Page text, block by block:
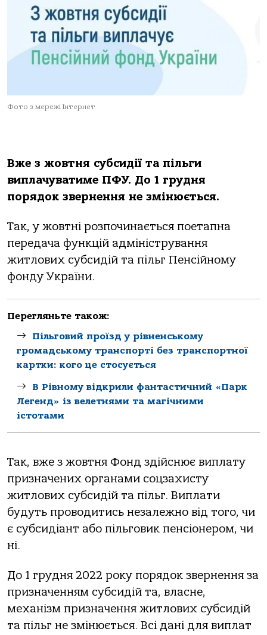
Фото з мережі Інтернет
Вже з жовтня субсидії та пільги
виплачуватиме ПФУ. До 1 грудня
порядок звернення не змінюється.
Так, у жовтні розпочинається поетапна
передача функцій адміністрування
житлових субсидій та пільг Пенсійному
фонду України.
Перегляньте також:
Пільговий проїзд у рівненському
громадському транспорті без транспортної
картки: кого це стосується
В Рівному відкрили фантастичний «Парк
Легенд» із велетнями та магічними
істотами
Так, вже з жовтня Фонд здійснює виплату
призначених органами соцзахисту
житлових субсидій та пільг. Виплати
будуть проводитись незалежно від того, чи
є субсидіант або пільговик пенсіонером, чи
ні.
До 1 грудня 2022 року порядок звернення за
призначенням субсидій та, власне,
механізм призначення житлових субсидій
та пільг не змінюється. Всі дані для виплат